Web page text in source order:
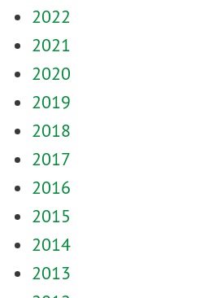
2022
2021
2020
2019
2018
2017
2016
2015
2014
2013